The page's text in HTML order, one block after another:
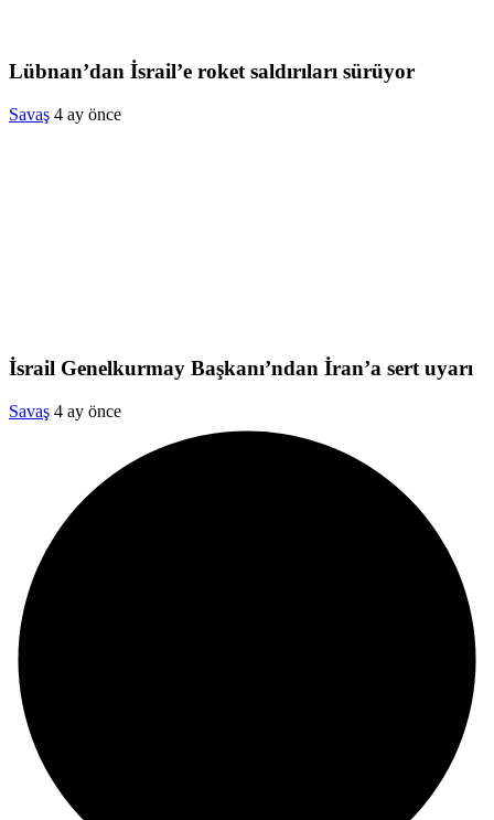
Lübnan’dan İsrail’e roket saldırıları sürüyor
Savaş 4 ay önce
İsrail Genelkurmay Başkanı’ndan İran’a sert uyarı
Savaş 4 ay önce